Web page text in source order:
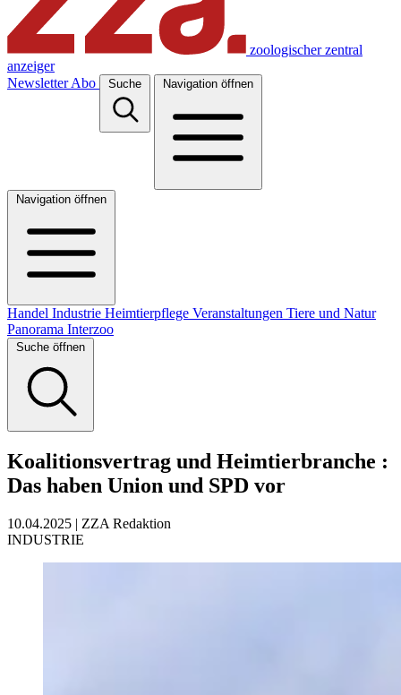
zoologischer zentral
anzeiger
Newsletter Abo Suche Navigation öffnen
Navigation öffnen
Handel Industrie Heimtierpflege Veranstaltungen Tiere und Natur
Panorama Interzoo
Suche öffnen
Koalitionsvertrag und Heimtierbranche :
Das haben Union und SPD vor
10.04.2025 | ZZA Redaktion
INDUSTRIE